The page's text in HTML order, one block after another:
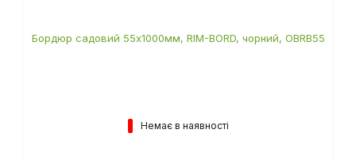
Бордюр садовий 55х1000мм, RIM-BORD, чорний, OBRB55
Немає в наявності